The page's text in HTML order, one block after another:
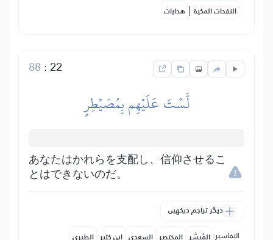
النفحات المكية | هدايات
22
:
88
لَّسۡتَ عَلَيۡهِم بِمُصَيۡطِرٍ
あなたはかれらを支配し、信仰させるこ
とはできないのだ。
دیگر تراجم دیکھیں
التفاسير: المُيسَّر المختصر السعدي ابن كثير الطبري